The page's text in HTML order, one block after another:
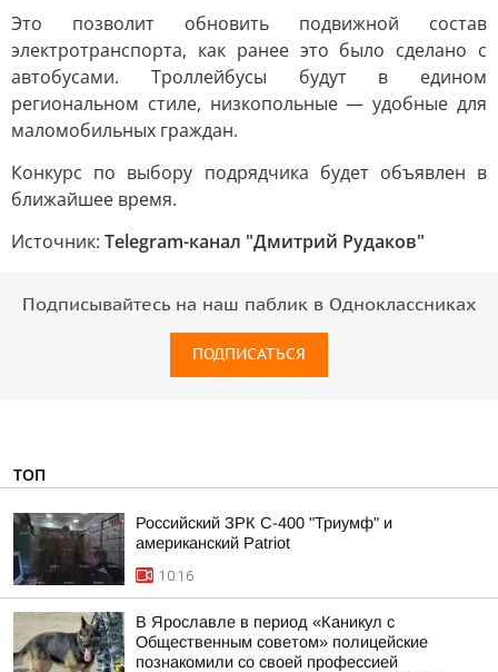
Это позволит обновить подвижной состав
электротранспорта, как ранее это было сделано с
автобусами. Троллейбусы будут в едином
региональном стиле, низкопольные — удобные для
маломобильных граждан.
Конкурс по выбору подрядчика будет объявлен в
ближайшее время.
Источник: Telegram-канал "Дмитрий Рудаков"
Подписывайтесь на наш паблик в Одноклассниках
ПОДПИСАТЬСЯ
ТОП
Российский ЗРК С-400 "Триумф" и
американский Patriot
10:16
В Ярославле в период «Каникул с
Общественным советом» полицейские
познакомили со своей профессией